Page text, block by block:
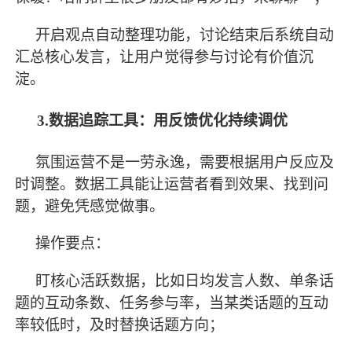
开启观点自动整理功能，讨论结束后系统自动
汇总核心发言，让用户觉得参与讨论有价值沉
淀。
3.数据追踪工具：用反馈优化持续调优
氛围运营不是一劳永逸，需要根据用户反应及
时调整。数据工具能让运营者看到效果、找到问
题，避免凭感觉做事。
操作要点：
盯核心活跃数据，比如日均发言人数、单条话
题的互动条数、任务参与率，当某类话题的互动
率较低时，及时替换话题方向；